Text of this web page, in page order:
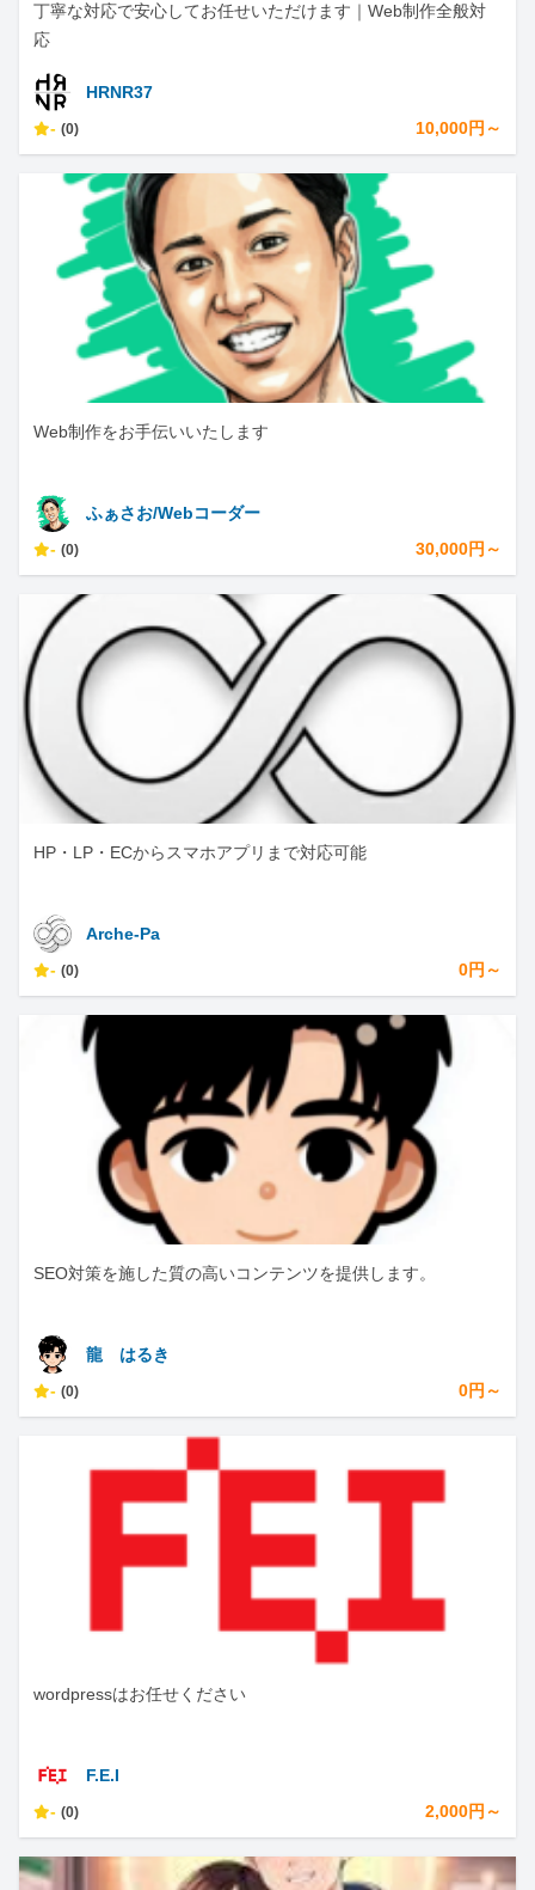
丁寧な対応で安心してお任せいただけます｜Web制作全般対
応
HRNR37
- (0) 10,000円～
Web制作をお手伝いいたします
ふぁさお/Webコーダー
- (0) 30,000円～
HP・LP・ECからスマホアプリまで対応可能
Arche-Pa
- (0) 0円～
SEO対策を施した質の高いコンテンツを提供します。
龍 はるき
- (0) 0円～
wordpressはお任せください
F.E.I
- (0) 2,000円～